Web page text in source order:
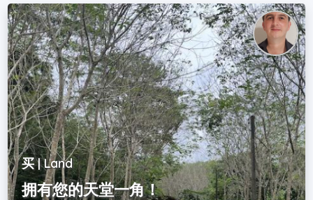
买 | Land
拥有您的天堂一角！